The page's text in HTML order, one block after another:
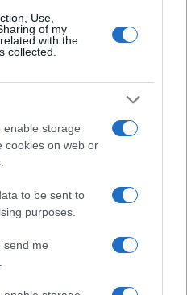
Use,
of my
with the
collected.
enable storage
cookies on web or
to be sent to
purposes.
send me
ρυθμούς η
μαφίας –
και 37χρονος